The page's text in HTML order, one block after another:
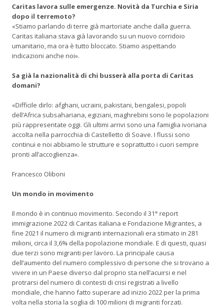
Caritas lavora sulle emergenze. Novità da Turchia e Siria
dopo il terremoto?
«Stiamo parlando di terre già martoriate anche dalla guerra.
Caritas italiana stava già lavorando su un nuovo corridoio
umanitario, ma ora è tutto bloccato. Stiamo aspettando
indicazioni anche noi».
Sa già la nazionalità di chi busserà alla porta di Caritas
domani?
«Difficile dirlo: afghani, ucraini, pakistani, bengalesi, popoli
dell’Africa subsahariana, egiziani, maghrebini sono le popolazioni
più rappresentate oggi. Gli ultimi arrivi sono una famiglia ivoriana
accolta nella parrocchia di Castelletto di Soave. I flussi sono
continui e noi abbiamo le strutture e soprattutto i cuori sempre
pronti all’accoglienza».
Francesco Oliboni
Un mondo in movimento
Il mondo è in continuo movimento. Secondo il 31° report
immigrazione 2022 di Caritas italiana e Fondazione Migrantes, a
fine 2021 il numero di migranti internazionali era stimato in 281
milioni, circa il 3,6% della popolazione mondiale. E di questi, quasi
due terzi sono migranti per lavoro. La principale causa
dell’aumento del numero complessivo di persone che si trovano a
vivere in un Paese diverso dal proprio sta nell’acuirsi e nel
protrarsi del numero di contesti di crisi registrati a livello
mondiale, che hanno fatto superare ad inizio 2022 per la prima
volta nella storia la soglia di 100 milioni di migranti forzati.